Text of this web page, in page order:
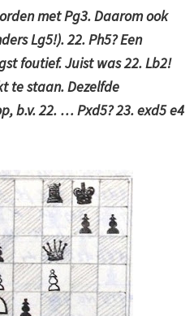
met Pg3. Daarom ook
Lg5!). 22. Ph5? Een
foutief. Juist was 22. Lb2!
te staan. Dezelfde
b.v. 22. … Pxd5? 23. exd5 e4